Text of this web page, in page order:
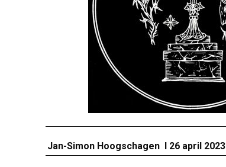
Jan-Simon Hoogschagen I 26 april 2023